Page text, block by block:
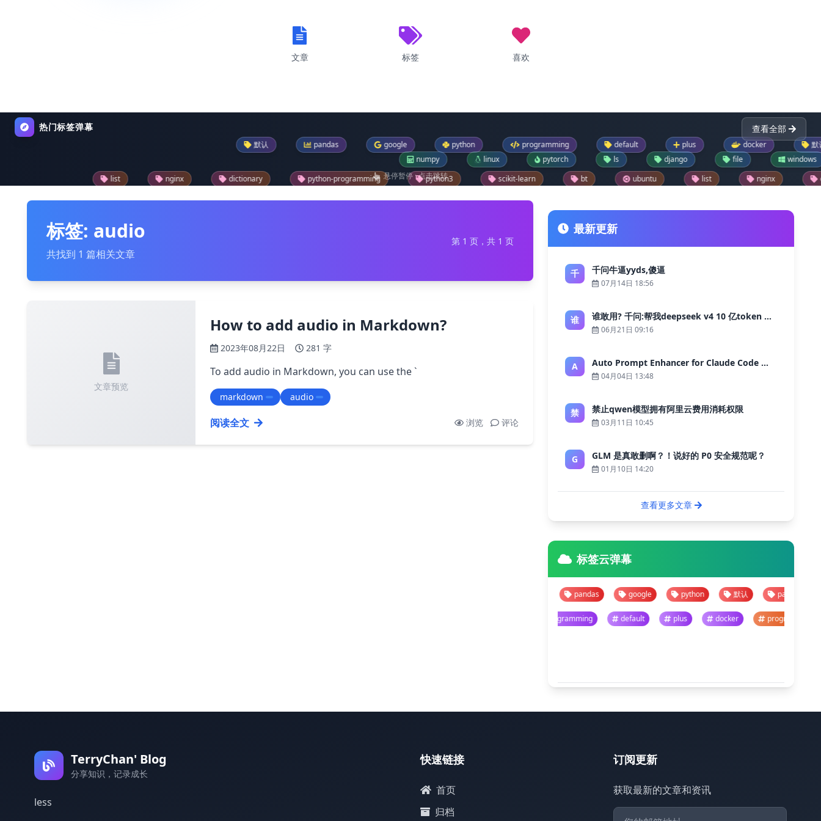
文章 标签 喜欢
热门标签弹幕 查看全部
pandas google python programming default plus docker 默认
numpy
linux pytorch ls django file
windows
nginx dictionary python-programming python3 scikit-learn bt ubuntu list nginx
dictionary
reader
drupal模块 text json windows-11 os sklearn pip
flask
git
悬停暂停 · 点击跳转
标签: audio
共找到 1 篇相关文章
第 1 页，共 1 页
文章预览
How to add audio in Markdown?
2023年08月22日 281 字
To add audio in Markdown, you can use the `
markdown audio
阅读全文 浏览 评论
最新更新
千 千问牛逼yyds,傻逼
07月14日 18:56
谁 谁敢用? 千问:帮我deepseek v4 10 亿token 大约多少花费 ?
06月21日 09:16
A Auto Prompt Enhancer for Claude Code — Building a Highly Reliable AI Programming Workflow
04月04日 13:48
禁 禁止qwen模型拥有阿里云费用消耗权限
03月11日 10:45
G GLM 是真敢删啊？！说好的 P0 安全规范呢？
01月10日 14:20
查看更多文章
标签云弹幕
pandas google python 默认 pandas
programming default plus docker
TerryChan' Blog
分享知识，记录成长
less
快速链接
首页
归档
订阅更新
获取最新的文章和资讯